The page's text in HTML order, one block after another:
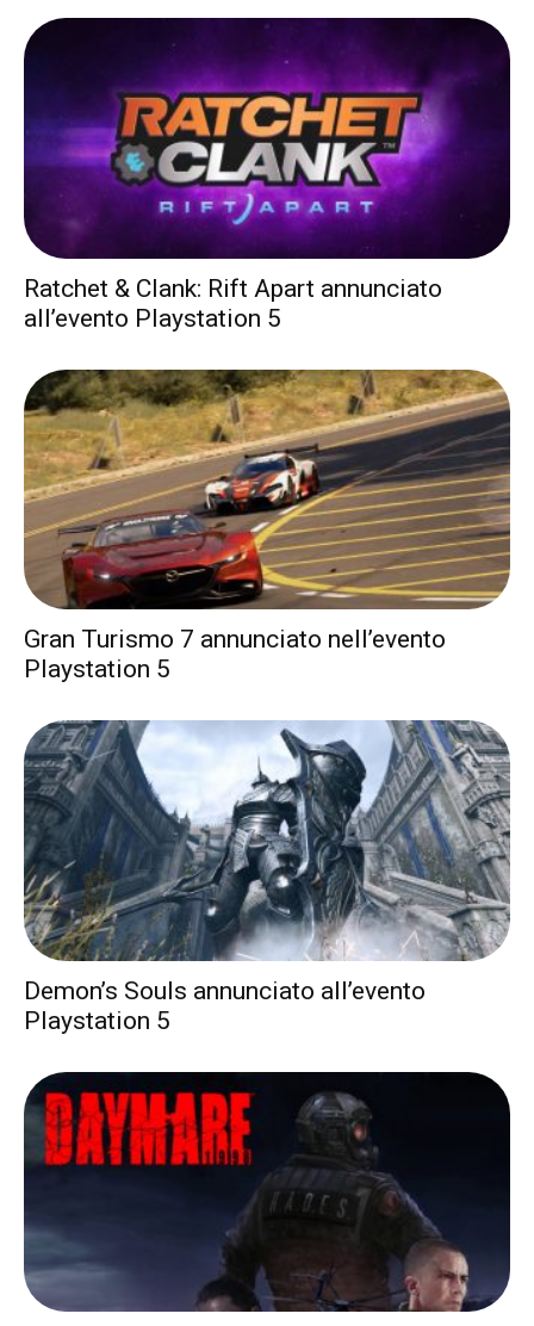
Ratchet & Clank: Rift Apart annunciato
all’evento Playstation 5
Gran Turismo 7 annunciato nell’evento
Playstation 5
Demon’s Souls annunciato all’evento
Playstation 5